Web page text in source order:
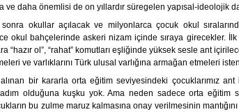
ve daha önemlisi de on yıllardır süregelen yapısal-ideolojik
okullar açılacak ve milyonlarca çocuk okul
okul bahçelerinde askeri nizam içinde sıraya girecekler.
“hazır ol”, “rahat” komutları eşliğinde yüksek sesle ant
ve varlıklarını Türk ulusal varlığına armağan etmeleri
bir kararla orta eğitim seviyesindeki çocuklarımız
olduğuna kuşku yok. Ama neden sadece orta eğitim
bu zulme maruz kalmasına onay verilmesinin